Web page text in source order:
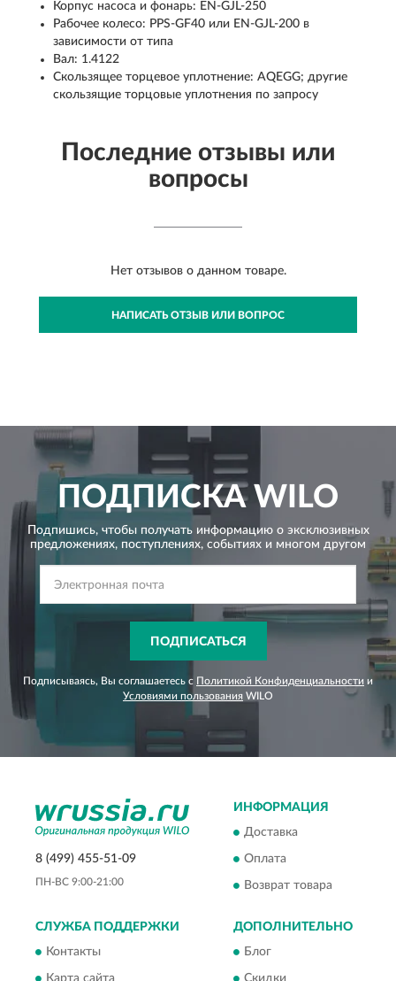
Корпус насоса и фонарь: EN-GJL-250
Рабочее колесо: PPS-GF40 или EN-GJL-200 в
зависимости от типа
Вал: 1.4122
Скользящее торцевое уплотнение: AQEGG; другие
скользящие торцовые уплотнения по запросу
Последние отзывы или
вопросы
Нет отзывов о данном товаре.
НАПИСАТЬ ОТЗЫВ ИЛИ ВОПРОС
ПОДПИСКАWILO
Подпишись, чтобы получать информацию о эксклюзивных
предложениях, поступлениях, событиях и многом другом
ПОДПИСАТЬСЯ
Подписываясь, Вы соглашаетесь с Политикой Конфиденциальности и
Условиями пользования WILO
8 (499) 455-51-09
ПН-ВС 9:00-21:00
ИНФОРМАЦИЯ
Доставка
Оплата
Возврат товара
СЛУЖБА ПОДДЕРЖКИ
Контакты
ДОПОЛНИТЕЛЬНО
Блог